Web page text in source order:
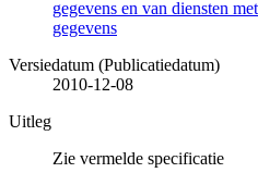
gegevens en van diensten
gegevens
Versiedatum (Publicatiedatum)
2010-12-08
Uitleg
Zie vermelde specificatie